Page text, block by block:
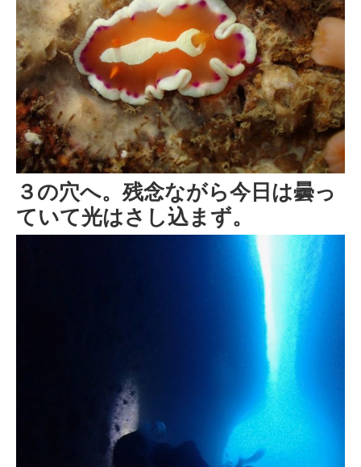
３の穴へ。残念ながら今日は曇っ
ていて光はさし込まず。